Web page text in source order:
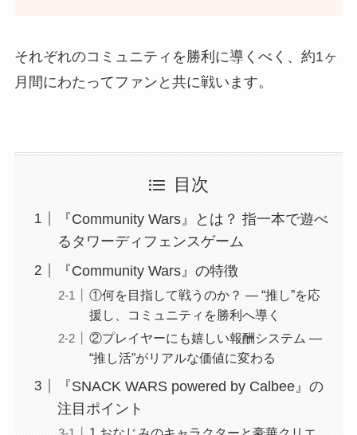
それぞれのコミュニティを勝利に導くべく、約1ヶ
⽉間にわたってファンと共に戦います。
目次
『Community Wars』とは？ 指⼀本で遊べ
るタワーディフェンスゲーム
『Community Wars』の特徴
①何を⽬指して戦うのか？ — “推し”を応
援し、コミュニティを勝利へ導く
②プレイヤーにも嬉しい報酬システム —
“推し活”がリアルな価値に変わる
『SNACK WARS powered by Calbee』の
注⽬ポイント